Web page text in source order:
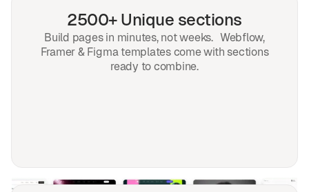
2500+ Unique sections
Build pages in minutes, not weeks. Webflow,
Framer & Figma templates come with sections
ready to combine.